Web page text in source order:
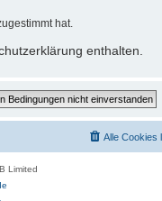
hat.
enthalten.
Alle Cookies
Limited